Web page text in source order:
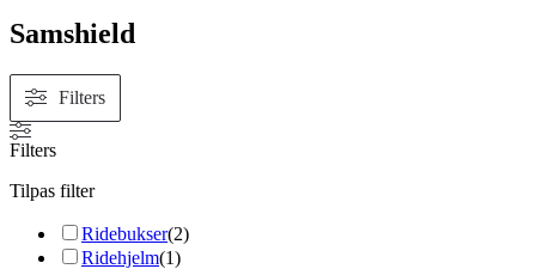
Samshield
Filters
Filters
Tilpas filter
Ridebukser(2)
Ridehjelm(1)